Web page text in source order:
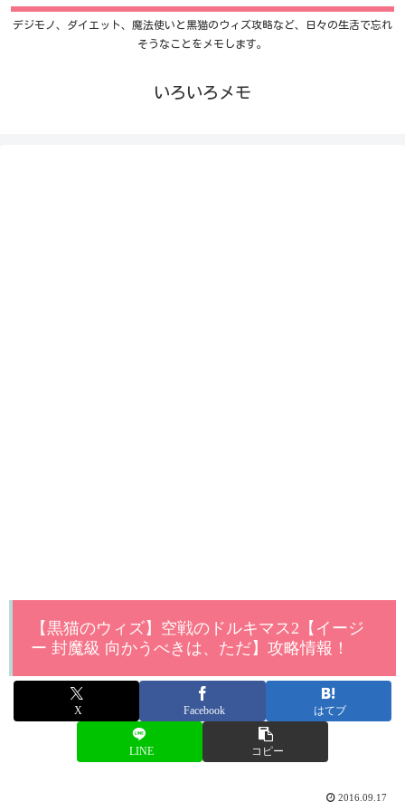
デジモノ、ダイエット、魔法使いと黒猫のウィズ攻略など、日々の生活で忘れ
そうなことをメモします。
いろいろメモ
【黒猫のウィズ】空戦のドルキマス2【イージ
ー 封魔級 向かうべきは、ただ】攻略情報！
X Facebook はてブ
LINE コピー
2016.09.17